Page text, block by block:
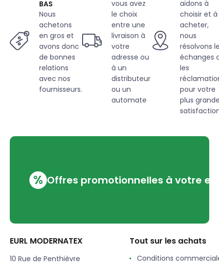
BAS
Nous
achetons
en gros et
avons donc
de bonnes
relations
avec nos
fournisseurs.
vous avez
le choix
entre une
livraison à
votre
adresse ou
à un
distributeur
ou un
automate
aidons à
choisir et à
acheter,
nous
résolvons
échanges
les
pour votre
plus
% Offres promotionnelles à votre
EURL MODERNATEX
10 Rue de Penthièvre
Tout sur les achats
Conditions